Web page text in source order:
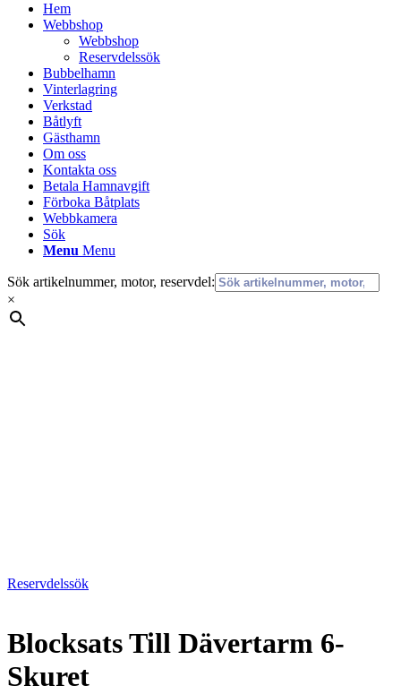
Hem
Webbshop
Webbshop
Reservdelssök
Bubbelhamn
Vinterlagring
Verkstad
Båtlyft
Gästhamn
Om oss
Kontakta oss
Betala Hamnavgift
Förboka Båtplats
Webbkamera
Sök
Menu Menu
Sök artikelnummer, motor, reservdel:
×
Reservdelssök
Blocksats Till Dävertarm 6-
Skuret